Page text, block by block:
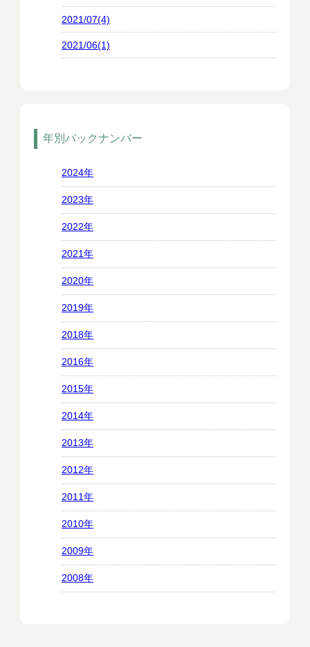
2021/07(4)
2021/06(1)
年別バックナンバー
2024年
2023年
2022年
2021年
2020年
2019年
2018年
2016年
2015年
2014年
2013年
2012年
2011年
2010年
2009年
2008年